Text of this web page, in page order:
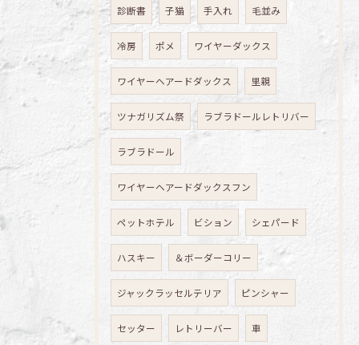
診断書 子猫 手入れ 毛並み
冷房 ポメ ワイヤーダックス
ワイヤーヘアードダックス 里親
ツナガリズム祭 ラブラドールレトリバー
ラブラドール
ワイヤーヘアードダックスフン
ペットホテル ビション シェパード
ハスキー ＆ボーダーコリー
ジャックラッセルテリア ピンシャー
セッター レトリーバー 車